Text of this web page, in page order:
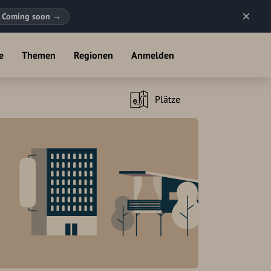
Coming soon →
Themen Regionen Anmelden
Plätze